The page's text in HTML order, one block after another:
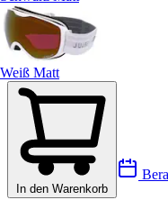
Weiß Matt
In den Warenkorb